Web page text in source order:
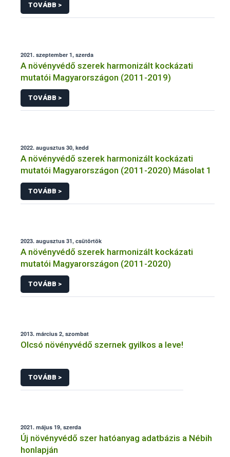
TOVÁBB >
2021. szeptember 1, szerda
A növényvédő szerek harmonizált kockázati
mutatói Magyarországon (2011-2019)
TOVÁBB >
2022. augusztus 30, kedd
A növényvédő szerek harmonizált kockázati
mutatói Magyarországon (2011-2020) Másolat 1
TOVÁBB >
2023. augusztus 31, csütörtök
A növényvédő szerek harmonizált kockázati
mutatói Magyarországon (2011-2020)
TOVÁBB >
2013. március 2, szombat
Olcsó növényvédő szernek gyilkos a leve!
TOVÁBB >
2021. május 19, szerda
Új növényvédő szer hatóanyag adatbázis a Nébih
honlapján